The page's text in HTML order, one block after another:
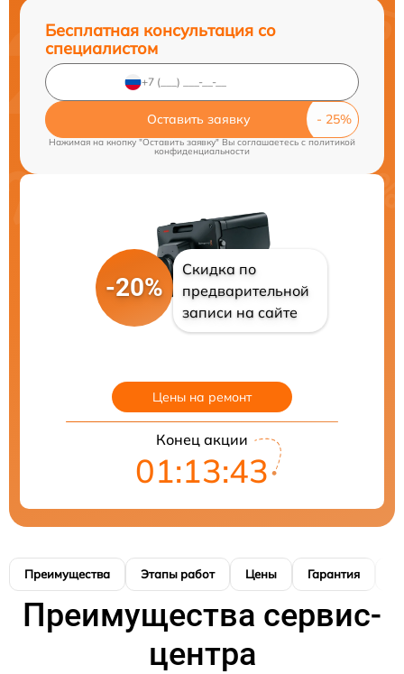
Бесплатная консультация со
специалистом
Оставить заявку
Нажимая на кнопку "Оставить заявку" Вы соглашаетесь cполитикой
конфиденциальности
-20%
Скидка по
предварительной
записи на сайте
Цены на ремонт
Конец акции
01:13:42
Преимущества Этапы работ Цены Гарантия
Преимущества сервис-
центра